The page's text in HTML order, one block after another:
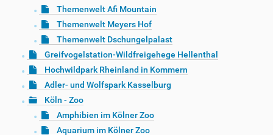
Themenwelt Afi Mountain
Themenwelt Meyers Hof
Themenwelt Dschungelpalast
Greifvogelstation-Wildfreigehege Hellenthal
Hochwildpark Rheinland in Kommern
Adler- und Wolfspark Kasselburg
Köln - Zoo
Amphibien im Kölner Zoo
Aquarium im Kölner Zoo